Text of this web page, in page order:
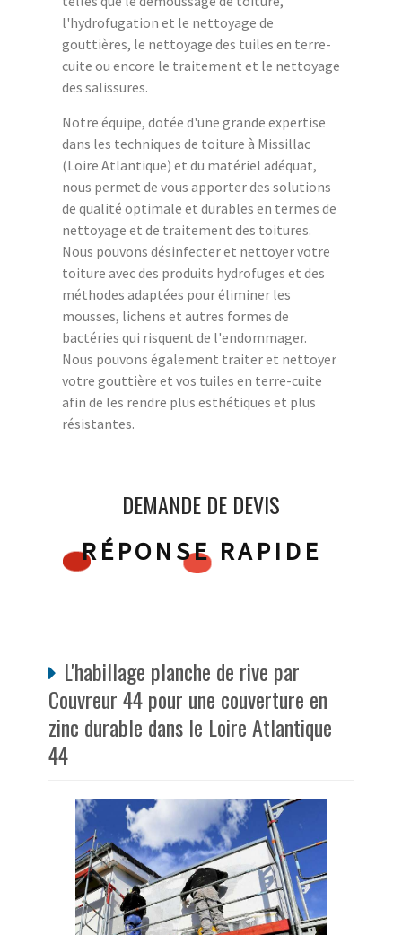
l'hydrofugation et le nettoyage de
gouttières, le nettoyage des tuiles en terre-
cuite ou encore le traitement et le nettoyage
des salissures.
Notre équipe, dotée d'une grande expertise
dans les techniques de toiture à Missillac
(Loire Atlantique) et du matériel adéquat,
nous permet de vous apporter des solutions
de qualité optimale et durables en termes de
nettoyage et de traitement des toitures.
Nous pouvons désinfecter et nettoyer votre
toiture avec des produits hydrofuges et des
méthodes adaptées pour éliminer les
mousses, lichens et autres formes de
bactéries qui risquent de l'endommager.
Nous pouvons également traiter et nettoyer
votre gouttière et vos tuiles en terre-cuite
afin de les rendre plus esthétiques et plus
résistantes.
DEMANDE DE DEVIS
RÉPONSE RAPIDE
L'habillage planche de rive par
Couvreur 44 pour une couverture en
zinc durable dans le Loire Atlantique
44